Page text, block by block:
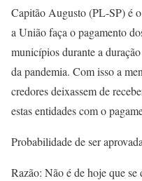
Capitão Augusto (PL-SP) é
a União faça o pagamento
municípios durante a
da pandemia. Com isso a
credores deixassem de
estas entidades com o
Probabilidade de ser
Razão: Não é de hoje que se